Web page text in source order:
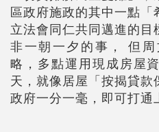
區政府施政的其中一點
立法會同仁共同邁進的
非一朝一夕的事， 但
略，多點運用現成房屋
天，就像居屋「按揭貸
政府一分一毫，即可打通